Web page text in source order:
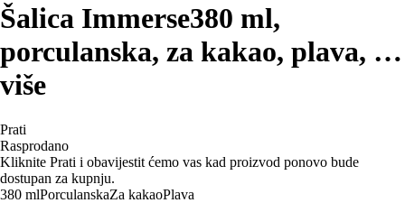
Šalica Immerse380 ml,
porculanska, za kakao, plava, …
više
Prati
Rasprodano
Kliknite Prati i obavijestit ćemo vas kad proizvod ponovo bude
dostupan za kupnju.
380 mlPorculanskaZa kakaoPlava